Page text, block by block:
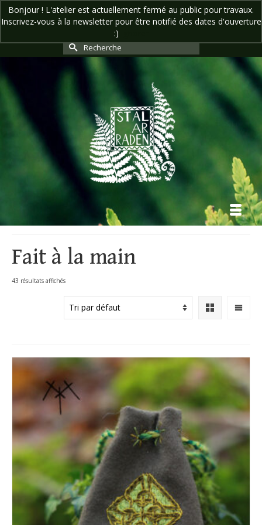
Bonjour ! L'atelier est actuellement fermé au public pour travaux.
Inscrivez-vous à la newsletter pour être notifié des dates d'ouverture
:)
Votre panier- 0,00€
Rechercher :
Fait à la main
43 résultats affichés